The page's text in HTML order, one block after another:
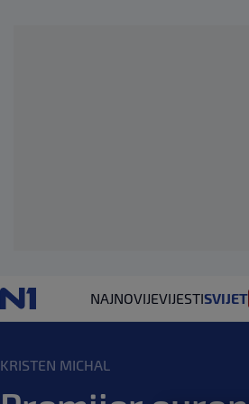
NAJNOVIJEVIJESTISVIJET
KRISTEN MICHAL